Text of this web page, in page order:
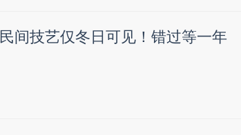
间技艺仅冬日可见！错过等一年